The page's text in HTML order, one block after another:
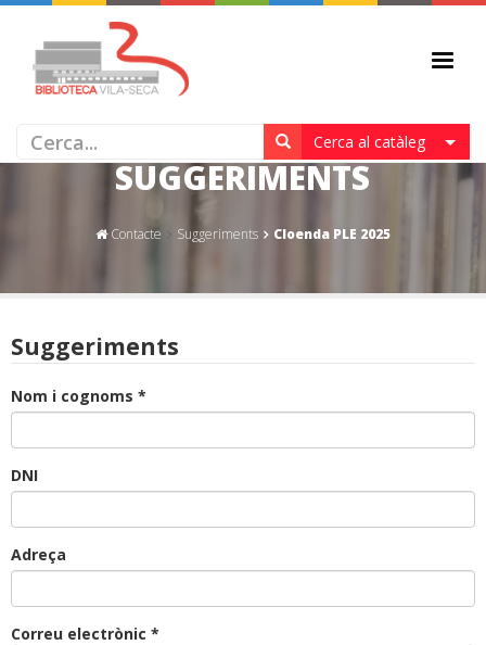
Cerca al catàleg
CLOENDA PLE 2025 -
SUGGERIMENTS
Contacte Suggeriments Cloenda PLE 2025
Suggeriments
Nom i cognoms *
DNI
Adreça
Correu electrònic *